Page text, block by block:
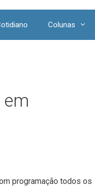
Colunas
programação todos os